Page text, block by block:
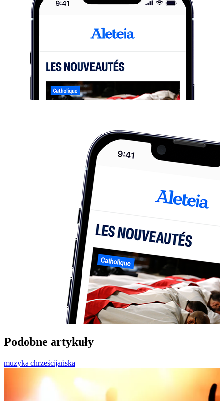
Podobne artykuły
muzyka chrześcijańska